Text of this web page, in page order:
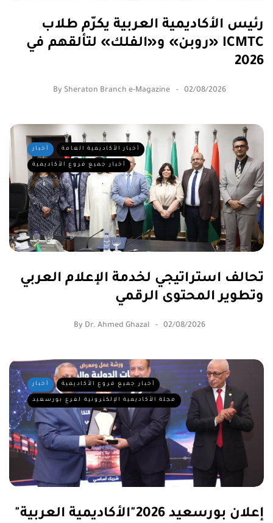
رئيس الأكاديمية العربية يكرّم طلاب
«روبن» و«الفلك» لتألقهم في ICMTC
2026
By Sheraton Branch e-Magazine 02/08/2026
أخبار أخبار الأكاديمية العامة
أخبار جميع فروع الأكاديمية
تحالف استراتيجي لخدمة الإعلام العربي
وتطوير المحتوى الرقمي
By Dr. Ahmed Ghazal 02/08/2026
أخبار أخبار جميع فروع الأكاديمية
مجلة الأكاديمية الإلكترونية لفرع بورسعيد
إعلان بورسعيد 2026"الأكاديمية العربية"